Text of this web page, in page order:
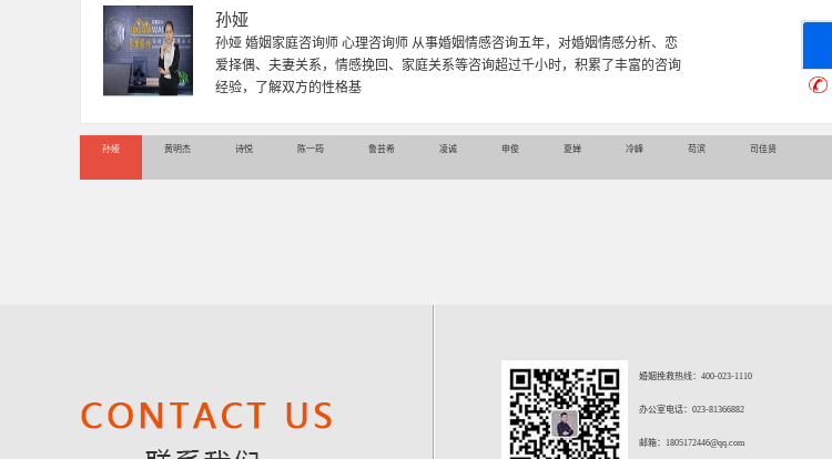
孙娅
孙娅 婚姻家庭咨询师 心理咨询师 从事婚姻情感咨询五年，对婚姻情感分析、恋
爱择偶、夫妻关系，情感挽回、家庭关系等咨询超过千小时，积累了丰富的咨询
经验，了解双方的性格基
孙娅 黄明杰 诗悦 陈一筠 鲁芸希 凌诚 申俊 夏婵 冷峰 苟滨 司佳贤
婚姻挽救热线：400-023-1110
办公室电话：023-81366882
邮箱： 1805172446@qq.com